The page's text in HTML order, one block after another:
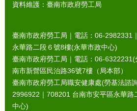
資料維護：臺南市政府勞工局
臺南市政府勞工局｜電話：06-2982331｜
永華路二段６號8樓(永華市政中心)
臺南市政府勞工局｜電話：06-6322231(
南市新營區民治路36號7樓（局本部）
臺南市政府勞工局職安健康處(勞基法諮
2996922｜ 708201 台南市安平區永華路
中心)